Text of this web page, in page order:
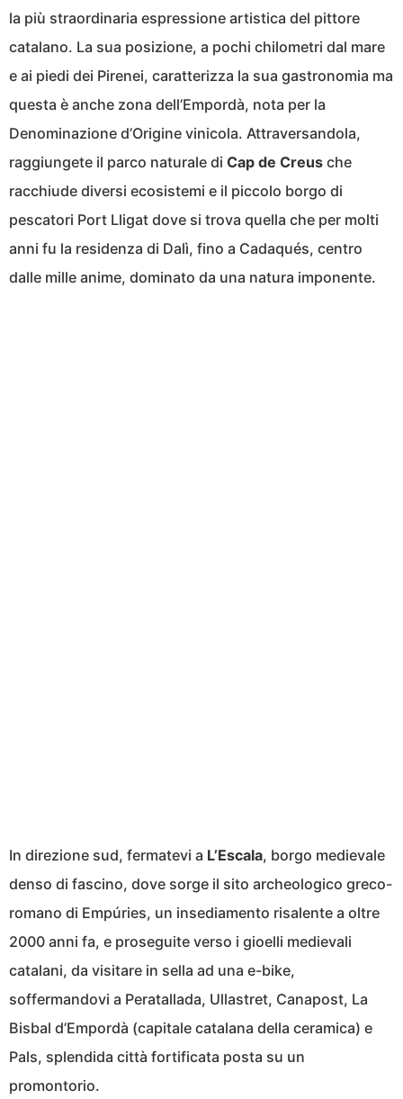
la più straordinaria espressione artistica del pittore
catalano. La sua posizione, a pochi chilometri dal mare
e ai piedi dei Pirenei, caratterizza la sua gastronomia ma
questa è anche zona dell’Empordà, nota per la
Denominazione d’Origine vinicola. Attraversandola,
raggiungete il parco naturale di Cap de Creus che
racchiude diversi ecosistemi e il piccolo borgo di
pescatori Port Lligat dove si trova quella che per molti
anni fu la residenza di Dalì, fino a Cadaqués, centro
dalle mille anime, dominato da una natura imponente.
In direzione sud, fermatevi a L’Escala, borgo medievale
denso di fascino, dove sorge il sito archeologico greco-
romano di Empúries, un insediamento risalente a oltre
2000 anni fa, e proseguite verso i gioelli medievali
catalani, da visitare in sella ad una e-bike,
soffermandovi a Peratallada, Ullastret, Canapost, La
Bisbal d’Empordà (capitale catalana della ceramica) e
Pals, splendida città fortificata posta su un
promontorio.